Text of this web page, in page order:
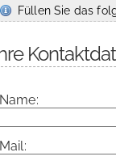
Füllen Sie das
Name:
Mail: